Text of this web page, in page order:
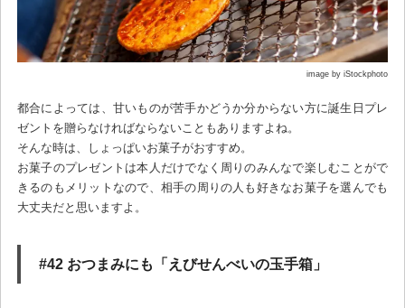
image by iStockphoto
都合によっては、甘いものが苦手かどうか分からない方に誕生日プレ
ゼントを贈らなければならないこともありますよね。
そんな時は、しょっぱいお菓子がおすすめ。
お菓子のプレゼントは本人だけでなく周りのみんなで楽しむことがで
きるのもメリットなので、相手の周りの人も好きなお菓子を選んでも
大丈夫だと思いますよ。
#42 おつまみにも「えびせんべいの玉手箱」